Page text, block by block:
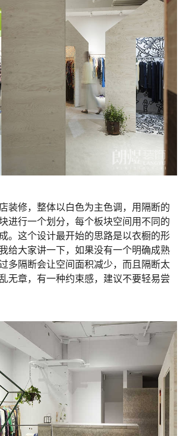
修，整体以白色为主色调，用隔断的
进行一个划分，每个板块空间用不同的
。这个设计最开始的思路是以衣橱的形
给大家讲一下，如果没有一个明确成熟
多隔断会让空间面积减少，而且隔断太
无章，有一种约束感，建议不要轻易尝